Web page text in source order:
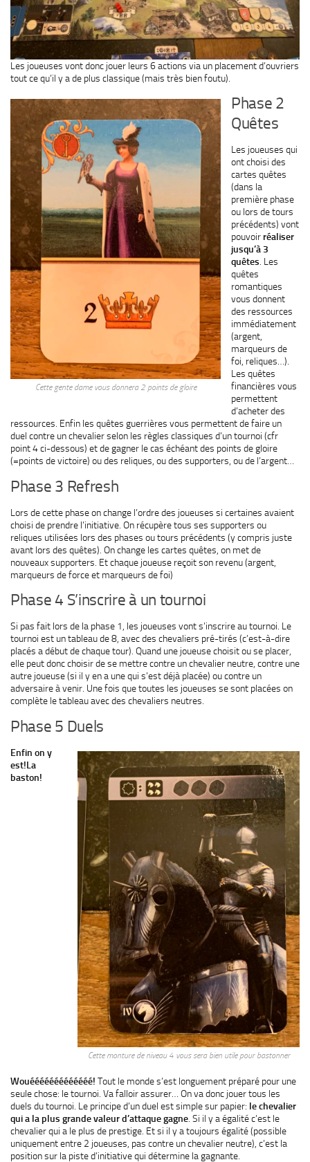
Les joueuses vont donc jouer leurs 6 actions via un placement d’ouvriers
tout ce qu’il y a de plus classique (mais très bien foutu).
Cette gente dame vous donnera 2 points de gloire
Phase 2
Quêtes
Les joueuses qui
ont choisi des
cartes quêtes
(dans la
première phase
ou lors de tours
précédents) vont
pouvoir réaliser
jusqu’à 3
quêtes. Les
quêtes
romantiques
vous donnent
des ressources
immédiatement
(argent,
marqueurs de
foi, reliques…).
Les quêtes
financières vous
permettent
d’acheter des
ressources. Enfin les quêtes guerrières vous permettent de faire un
duel contre un chevalier selon les règles classiques d’un tournoi (cfr
point 4 ci-dessous) et de gagner le cas échéant des points de gloire
(=points de victoire) ou des reliques, ou des supporters, ou de l’argent…
Phase 3 Refresh
Lors de cette phase on change l’ordre des joueuses si certaines avaient
choisi de prendre l’initiative. On récupère tous ses supporters ou
reliques utilisées lors des phases ou tours précédents (y compris juste
avant lors des quêtes). On change les cartes quêtes, on met de
nouveaux supporters. Et chaque joueuse reçoit son revenu (argent,
marqueurs de force et marqueurs de foi)
Phase 4 S’inscrire à un tournoi
Si pas fait lors de la phase 1, les joueuses vont s’inscrire au tournoi. Le
tournoi est un tableau de 8, avec des chevaliers pré-tirés (c’est-à-dire
placés a début de chaque tour). Quand une joueuse choisit ou se placer,
elle peut donc choisir de se mettre contre un chevalier neutre, contre une
autre joueuse (si il y en a une qui s’est déjà placée) ou contre un
adversaire à venir. Une fois que toutes les joueuses se sont placées on
complète le tableau avec des chevaliers neutres.
Phase 5 Duels
Cette monture de niveau 4 vous sera bien utile pour bastonner
Enfin on y
est!La
baston!
Wouééééééééééééé! Tout le monde s’est longuement préparé pour une
seule chose: le tournoi. Va falloir assurer… On va donc jouer tous les
duels du tournoi. Le principe d’un duel est simple sur papier: le chevalier
qui a la plus grande valeur d’attaque gagne . Si il y a égalité c’est le
chevalier qui a le plus de prestige. Et si il y a toujours égalité (possible
uniquement entre 2 joueuses, pas contre un chevalier neutre), c’est la
position sur la piste d’initiative qui détermine la gagnante.